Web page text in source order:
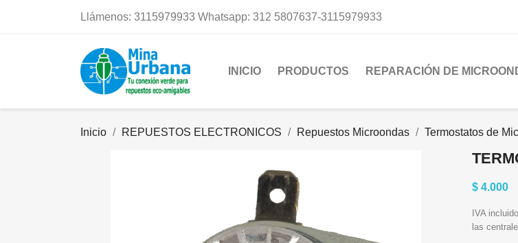
Llámenos: 3115979933 Whatsapp: 312 5807637-3115979933
INICIO PRODUCTOS REPARACIÓN DE
Inicio REPUESTOS ELECTRONICOS Repuestos Microondas Termostatos de
$ 4.000
IVA
las